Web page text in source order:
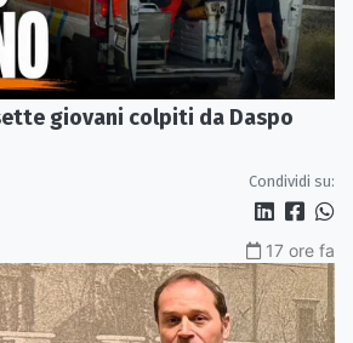
giovani colpiti da Daspo
Condividi su:
17 ore fa